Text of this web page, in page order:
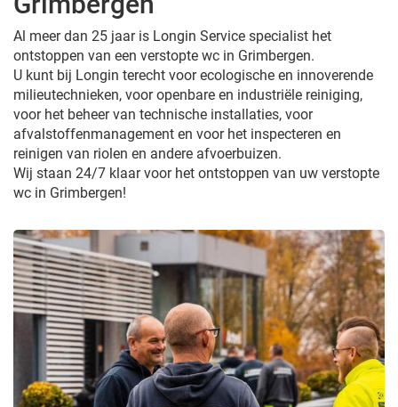
Al meer dan 25 jaar is Longin Service specialist het
ontstoppen van een verstopte wc in Grimbergen.
U kunt bij Longin terecht voor ecologische en innoverende
milieutechnieken, voor openbare en industriële reiniging,
voor het beheer van technische installaties, voor
afvalstoffenmanagement en voor het inspecteren en
reinigen van riolen en andere afvoerbuizen.
Wij staan 24/7 klaar voor het ontstoppen van uw verstopte
wc in Grimbergen!